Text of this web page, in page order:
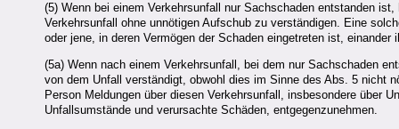
(5) Wenn bei einem Verkehrsunfall nur Sachschaden entstanden
Verkehrsunfall ohne unnötigen Aufschub zu verständigen. Eine
oder jene, in deren Vermögen der Schaden eingetreten ist,
(5a) Wenn nach einem Verkehrsunfall, bei dem nur Sachschaden
von dem Unfall verständigt, obwohl dies im Sinne des Abs. 5 nicht
Person Meldungen über diesen Verkehrsunfall, insbesondere über
Unfallsumstände und verursachte Schäden, entgegenzunehmen.